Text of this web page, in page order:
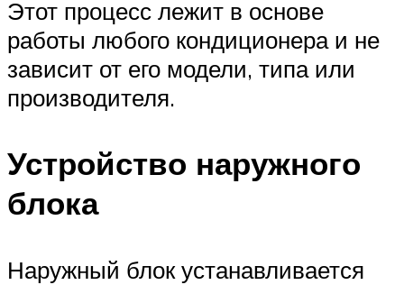
Этот процесс лежит в основе
работы любого кондиционера и не
зависит от его модели, типа или
производителя.
Устройство наружного
блока
Наружный блок устанавливается